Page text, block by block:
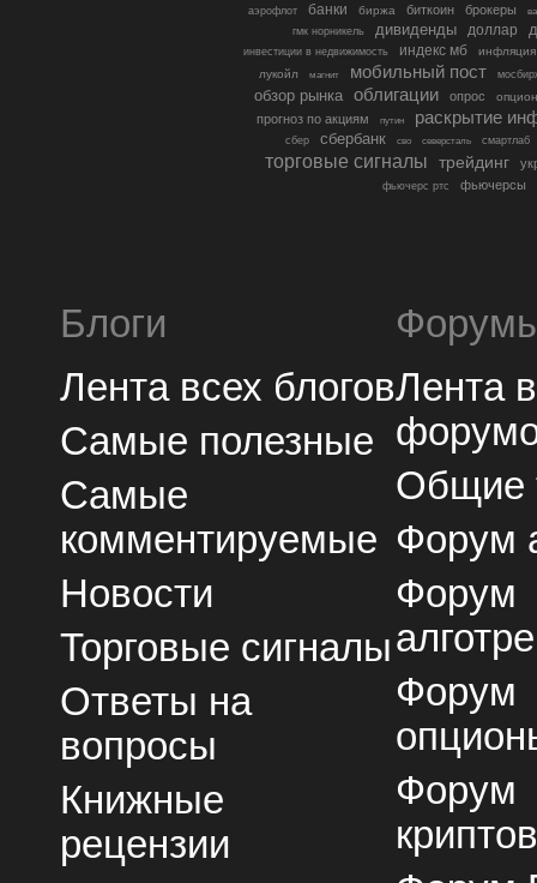
аэрофлот банки биржа биткоин брокеры
гмк норникель
дивиденды доллар
инвестиции в недвижимость индекс мб
инфляция
лукойл
магнит мобильный пост
обзор рынка облигации опрос
прогноз по акциям путин раскрытие
сбер сбербанк сво северсталь смартлаб
торговые сигналы трейдинг
фьючерс ртс фьючерсы
Блоги
Лента всех блогов
Самые полезные
Самые
комментируемые
Новости
Торговые сигналы
Ответы на
вопросы
Книжные
рецензии
Лента
Общие
Форум
Форум
Форум
Форум